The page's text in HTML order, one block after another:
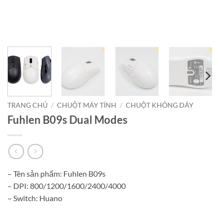
TRANG CHỦ / CHUỘT MÁY TÍNH / CHUỘT KHÔNG DÂY
Fuhlen B09s Dual Modes
– Tên sản phẩm: Fuhlen B09s
– DPI: 800/1200/1600/2400/4000
– Switch: Huano